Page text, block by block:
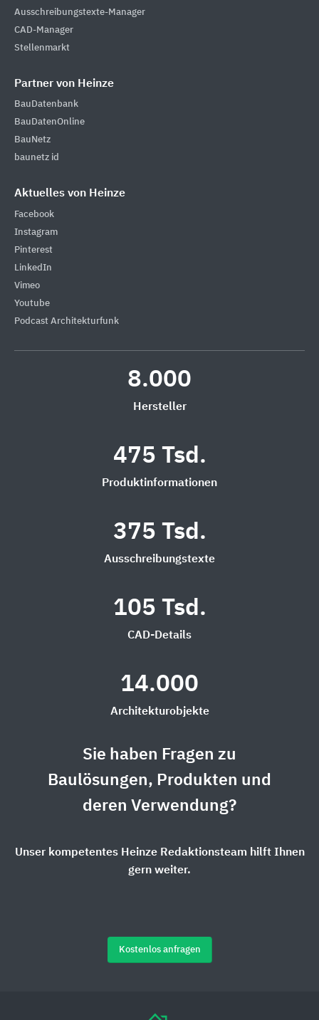
Ausschreibungstexte-Manager
CAD-Manager
Stellenmarkt
Partner von Heinze
BauDatenbank
BauDatenOnline
BauNetz
baunetz id
Aktuelles von Heinze
Facebook
Instagram
Pinterest
LinkedIn
Vimeo
Youtube
Podcast Architekturfunk
8.000
Hersteller
475 Tsd.
Produktinformationen
375 Tsd.
Ausschreibungstexte
105 Tsd.
CAD-Details
14.000
Architekturobjekte
Sie haben Fragen zu
Baulösungen, Produkten und
deren Verwendung?
Unser kompetentes Heinze Redaktionsteam hilft Ihnen
gern weiter.
Kostenlos anfragen